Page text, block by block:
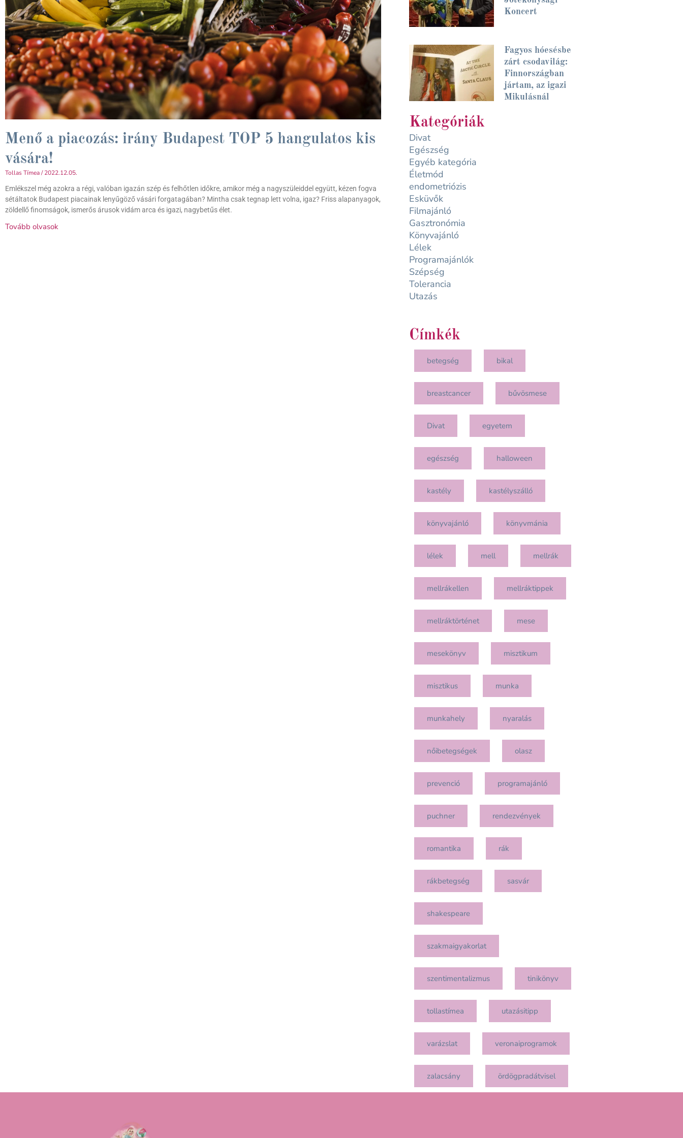
Menő a piacozás: irány Budapest TOP 5 hangulatos kis
vására!
Tollas Tímea 2022.12.05.
Emlékszel még azokra a régi, valóban igazán szép és felhőtlen időkre, amikor még a nagyszüleiddel együtt, kézen fogva
sétáltatok Budapest piacainak lenyűgöző vásári forgatagában? Mintha csak tegnap lett volna, igaz? Friss alapanyagok,
zöldellő finomságok, ismerős árusok vidám arca és igazi, nagybetűs élet.
Tovább olvasok
Koncert
Fagyos hóesésbe
zárt csodavilág:
Finnországban
jártam, az igazi
Mikulásnál
Kategóriák
Divat
Egészség
Egyéb kategória
Életmód
endometriózis
Esküvők
Filmajánló
Gasztronómia
Könyvajánló
Lélek
Programajánlók
Szépség
Tolerancia
Utazás
Címkék
betegség bikal
breastcancer bűvösmese
Divat egyetem
egészség halloween
kastély kastélyszálló
könyvajánló könyvmánia
lélek mell mellrák
mellrákellen mellráktippek
mellráktörténet mese
mesekönyv misztikum
misztikus munka
munkahely nyaralás
nőibetegségek olasz
prevenció programajánló
puchner rendezvények
romantika rák
rákbetegség sasvár
shakespeare
szakmaigyakorlat
szentimentalizmus tinikönyv
tollastímea utazásitipp
varázslat veronaiprogramok
zalacsány ördögpradátvisel